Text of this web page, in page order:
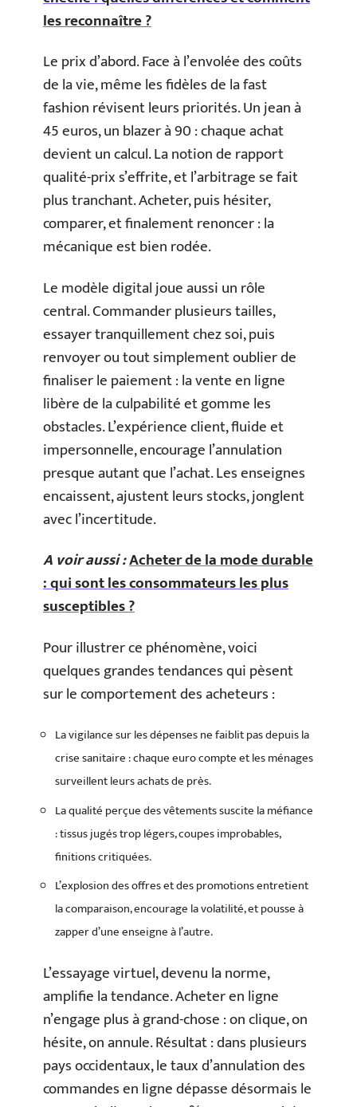
les reconnaître ?
Le prix d’abord. Face à l’envolée des coûts
de la vie, même les fidèles de la fast
fashion révisent leurs priorités. Un jean à
45 euros, un blazer à 90 : chaque achat
devient un calcul. La notion de rapport
qualité-prix s’effrite, et l’arbitrage se fait
plus tranchant. Acheter, puis hésiter,
comparer, et finalement renoncer : la
mécanique est bien rodée.
Le modèle digital joue aussi un rôle
central. Commander plusieurs tailles,
essayer tranquillement chez soi, puis
renvoyer ou tout simplement oublier de
finaliser le paiement : la vente en ligne
libère de la culpabilité et gomme les
obstacles. L’expérience client, fluide et
impersonnelle, encourage l’annulation
presque autant que l’achat. Les enseignes
encaissent, ajustent leurs stocks, jonglent
avec l’incertitude.
A voir aussi :Acheter de la mode durable
: qui sont les consommateurs les plus
susceptibles ?
Pour illustrer ce phénomène, voici
quelques grandes tendances qui pèsent
sur le comportement des acheteurs :
La vigilance sur les dépenses ne faiblit pas depuis la
crise sanitaire : chaque euro compte et les ménages
surveillent leurs achats de près.
La qualité perçue des vêtements suscite la méfiance
: tissus jugés trop légers, coupes improbables,
finitions critiquées.
L’explosion des offres et des promotions entretient
la comparaison, encourage la volatilité, et pousse à
zapper d’une enseigne à l’autre.
L’essayage virtuel, devenu la norme,
amplifie la tendance. Acheter en ligne
n’engage plus à grand-chose : on clique, on
hésite, on annule. Résultat : dans plusieurs
pays occidentaux, le taux d’annulation des
commandes en ligne dépasse désormais le